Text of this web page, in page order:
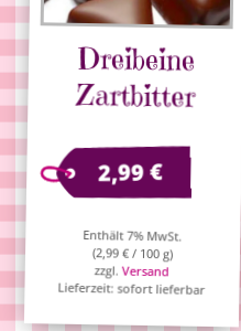
Dreibeine
Zartbitter
2,99€
Enthält 7% MwSt.
(2,99€/ 100 g)
zzgl.Versand
Lieferzeit: sofort lieferbar